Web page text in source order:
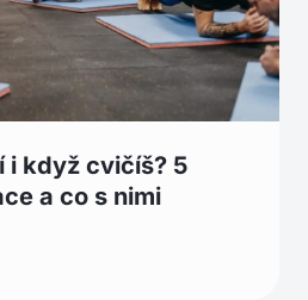
i když cvičíš? 5
a co s nimi